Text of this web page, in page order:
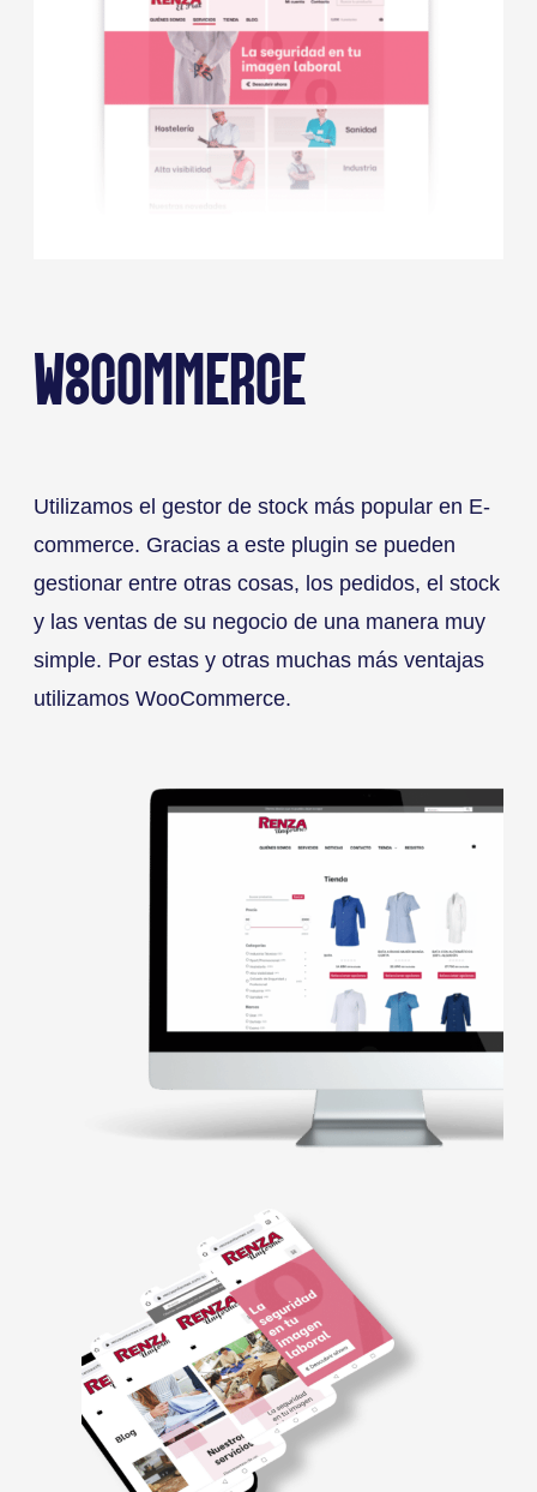
WOOCOMMERCE
Utilizamos el gestor de stock más popular en E-
commerce. Gracias a este plugin se pueden
gestionar entre otras cosas, los pedidos, el stock
y las ventas de su negocio de una manera muy
simple. Por estas y otras muchas más ventajas
utilizamos WooCommerce.